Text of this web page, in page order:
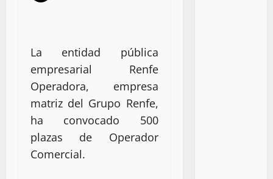
La entidad pública
empresarial Renfe
Operadora, empresa
matriz del Grupo Renfe,
ha convocado 500
plazas de Operador
Comercial.